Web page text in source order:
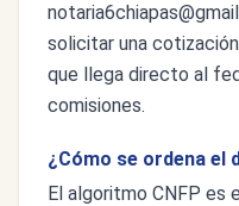
solicitar una
que llega directo al
comisiones.
¿Cómo se ordena el
El algoritmo CNFP es